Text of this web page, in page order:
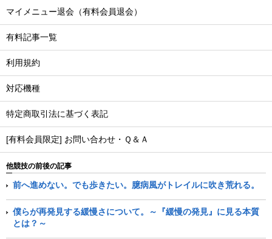
マイメニュー退会（有料会員退会）
有料記事一覧
利用規約
対応機種
特定商取引法に基づく表記
[有料会員限定] お問い合わせ・Ｑ＆Ａ
他競技の前後の記事
前へ進めない。でも歩きたい。臆病風がトレイルに吹き荒れる。
僕らが再発見する緩慢さについて。～『緩慢の発見』に見る本質
とは？～